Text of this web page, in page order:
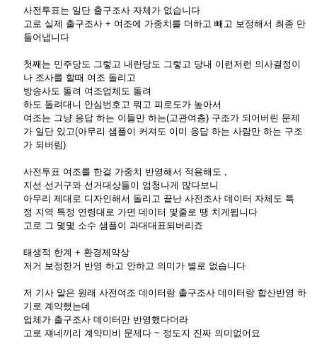
사전투표는 일단 출구조사 자체가 없습니다
고로 실제 출구조사 + 여조에 가중치를 더하고 빼고 보정해서 최종 만
들어냅니다
첫째는 민주당도 그렇고 내란당도 그렇고 당내 이런저런 의사결정이
나 조사를 할때 여조 돌리고
방송사도 돌려 여조업체도 돌려
하도 돌려대니 안심번호고 뭐고 피로도가 높아서
여조는 그냥 응답 하는 이들만 하는(고관여층) 구조가 되어버린 문제
가 일단 있고(아무리 샘플이 커져도 이미 응답 하는 사람만 하는 구조
가 되버림)
사전투표 여조를 한걸 가중치 반영해서 적용해도 ,
지선 선거구와 선거대상들이 엄청나게 많다보니
아무리 제대로 디자인해서 돌리고 끝난 사전조사 데이터 자체도 특
정 지역 특정 연령대로 가면 데이터 몇줄로 땡 치게됩니다
고로 그 몇몇 소수 샘플이 과대대표되버리죠
태생적 한계 + 환경제약상
저거 보정한거 반영 하고 안하고 의미가 별로 없습니다
저 기사 말은 원래 사전여조 데이터랑 출구조사 데이터랑 합산반영 하
기로 계약했는데
업체가 출구조사 데이터만 반영했다더라
고로 쟤네끼리 계약미비 문제다 ~ 정도지 진짜 의미없어요